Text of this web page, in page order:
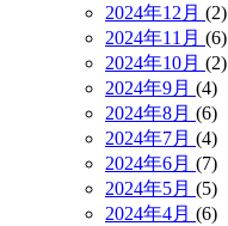
2024年12月 (2)
2024年11月 (6)
2024年10月 (2)
2024年9月 (4)
2024年8月 (6)
2024年7月 (4)
2024年6月 (7)
2024年5月 (5)
2024年4月 (6)